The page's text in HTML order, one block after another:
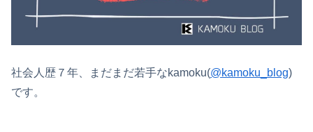
社会人歴７年、まだまだ若手なkamoku(@kamoku_blog)
です。